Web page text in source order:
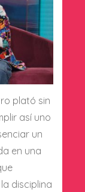
plató sin
así uno
un
en una
disciplina